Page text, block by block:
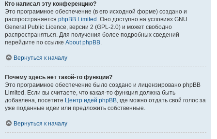
Кто написал эту конференцию?
Это программное обеспечение (в его исходной форме) создано и
распространяется phpBB Limited . Оно доступно на условиях GNU
General Public Licence, версии 2 (GPL-2.0) и может свободно
распространяться. Для получения более подробных сведений
перейдите по ссылке About phpBB.
Вернуться к началу
Почему здесь нет такой-то функции?
Это программное обеспечение было создано и лицензировано phpBB
Limited. Если вы считаете, что какая-то функция должна быть
добавлена, посетите Центр идей phpBB, где можно отдать свой голос за
уже поданные идеи или предложить собственные.
Вернуться к началу